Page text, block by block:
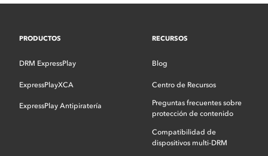
PRODUCTOS
DRM ExpressPlay
ExpressPlayXCA
ExpressPlay Antipiratería
RECURSOS
Blog
Centro de Recursos
Preguntas frecuentes sobre
protección de contenido
Compatibilidad de
dispositivos multi-DRM